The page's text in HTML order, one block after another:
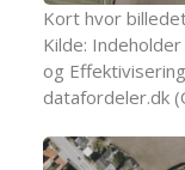
Kort hvor
Kilde:
og
datafordeler.dk